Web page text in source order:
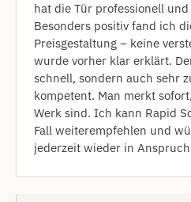
hat die Tür professionell
Besonders positiv fand ich
Preisgestaltung – keine
wurde vorher klar erklärt.
schnell, sondern auch sehr
kompetent. Man merkt
Werk sind. Ich kann Rapid
Fall weiterempfehlen und
jederzeit wieder in